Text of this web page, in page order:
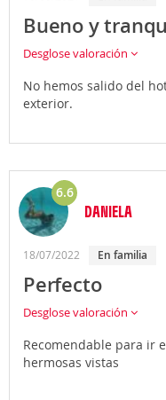
Bueno y
Desglose valoración
No hemos salido del
exterior.
6.6
DANIELA
18/07/2022 En familia
Perfecto
Desglose valoración
Recomendable para ir
hermosas vistas